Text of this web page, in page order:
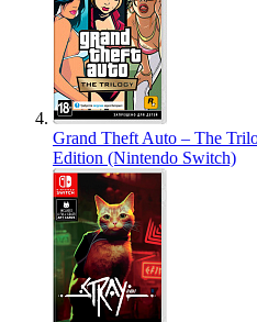
Grand Theft Auto – The
Edition (Nintendo Switch)